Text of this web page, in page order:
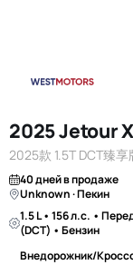
2025 Jetour
2025款 1.5T DCT臻享
40 дней в продаже
Unknown · Пекин
1.5 L • 156 л.с. •
(DCT) • Бензин
Внедорожник/